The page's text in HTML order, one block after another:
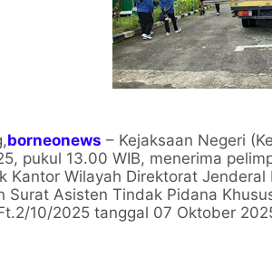
borneonews – Kejaksaan Negeri
pukul 13.00 WIB, menerima
Kantor Wilayah Direktorat
Surat Asisten Tindak Pidana
10/2025 tanggal 07 Oktober